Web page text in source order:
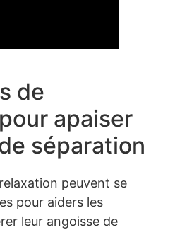
de
apaiser
séparation
peuvent se
pour aiders les
leur angoisse de